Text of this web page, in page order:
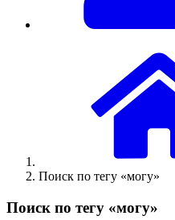
Поиск по тегу «могу»
Поиск по тегу «могу»